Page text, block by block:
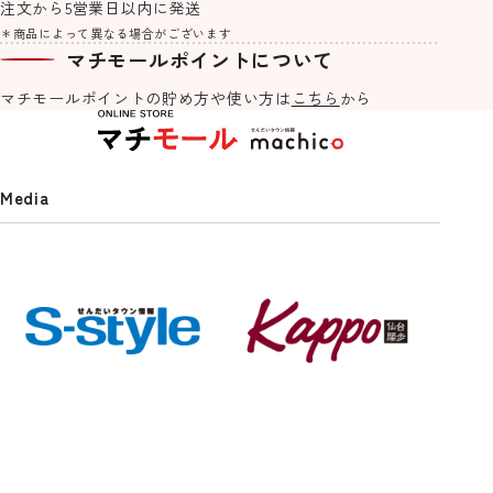
注文から5営業日以内に発送
＊商品によって異なる場合がございます
マチモールポイントについて
マチモールポイントの貯め方や使い方は こちら から
Media